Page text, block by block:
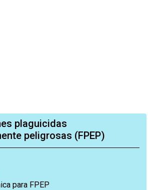
plaguicidas
peligrosas (FPEP)
para FPEP